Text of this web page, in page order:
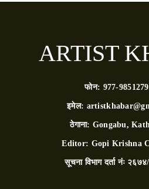
ARTIST
फोन: 977-
इमेल:
ठेगाना: Gongabu,
Editor: Gopi Krishna
सूचना विभाग दर्ता नंः